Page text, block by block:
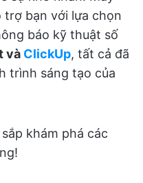
trợ bạn với lựa chọn
báo kỹ thuật số
và ClickUp, tất cả đã
trình sáng tạo của
khám phá các